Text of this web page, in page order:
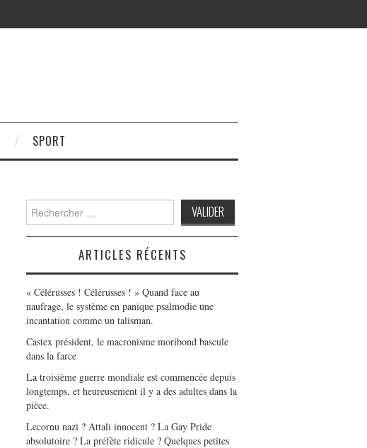
SPORT
Search
for:
ARTICLES RÉCENTS
« Célérusses ! Célérusses ! » Quand face au
naufrage, le système en panique psalmodie une
incantation comme un talisman.
Castex président, le macronisme moribond bascule
dans la farce
La troisième guerre mondiale est commencée depuis
longtemps, et heureusement il y a des adultes dans la
pièce.
Lecornu nazi ? Attali innocent ? La Gay Pride
absolutoire ? La préfète ridicule ? Quelques petites